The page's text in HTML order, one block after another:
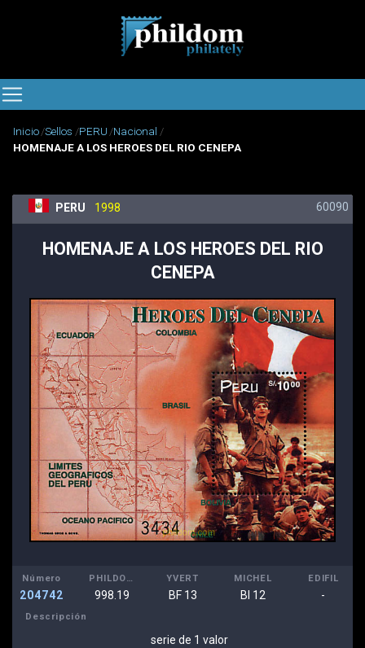
Inicio Sellos PERU Nacional
HOMENAJE A LOS HEROES DEL RIO CENEPA
PERU 1998 60090
HOMENAJE A LOS HEROES DEL RIO
CENEPA
Número
204742
PHILDOM
998.19
YVERT
BF 13
MICHEL
Bl 12
EDIFIL
-
Descripción
serie de 1 valor